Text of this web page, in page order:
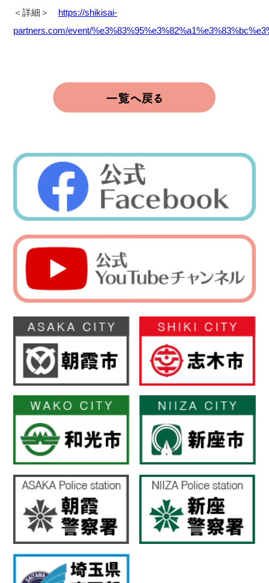
＜詳細＞ https://shikisai-
partners.com/event/